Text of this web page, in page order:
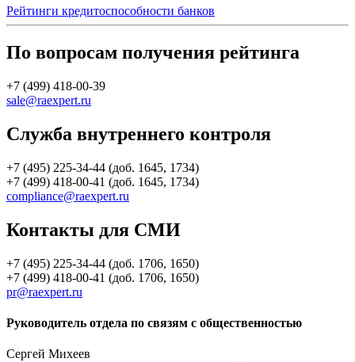
Рейтинги кредитоспособности банков
По вопросам получения рейтинга
+7 (499) 418-00-39
sale@raexpert.ru
Служба внутреннего контроля
+7 (495) 225-34-44 (доб. 1645, 1734)
+7 (499) 418-00-41 (доб. 1645, 1734)
compliance@raexpert.ru
Контакты для СМИ
+7 (495) 225-34-44 (доб. 1706, 1650)
+7 (499) 418-00-41 (доб. 1706, 1650)
pr@raexpert.ru
Руководитель отдела по связям с общественностью
Сергей Михеев